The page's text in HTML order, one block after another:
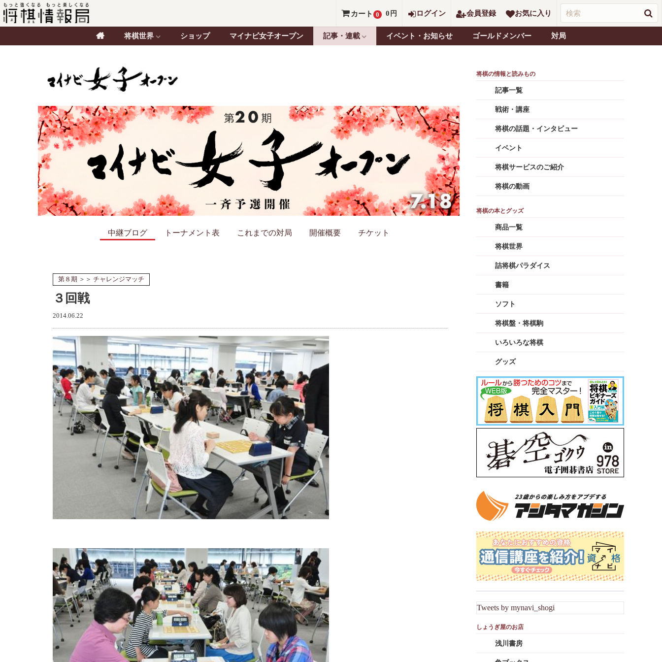
カート 0 0 円 ログイン 会員登録 お気に入り
将棋世界 ショップ マイナビ女子オープン 記事・連載 イベント・お知らせ ゴールドメンバー 対局
中継ブログ トーナメント表 これまでの対局 開催概要 チケット
第８期 ＞＞ チャレンジマッチ
３回戦
2014.06.22
記事一覧
戦術・講座
将棋の話題・インタビュー
イベント
将棋サービスのご紹介
将棋の動画
商品一覧
将棋世界
詰将棋パラダイス
書籍
ソフト
将棋盤・将棋駒
いろいろな将棋
グッズ
Tweets by mynavi_shogi
浅川書房